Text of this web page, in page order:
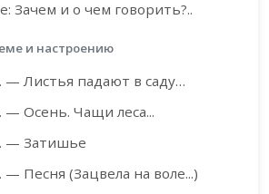
Зачем и о чем говорить?..
и настроению
— Листья падают в саду…
— Осень. Чащи леса...
— Затишье
Песня (Зацвела на воле...)